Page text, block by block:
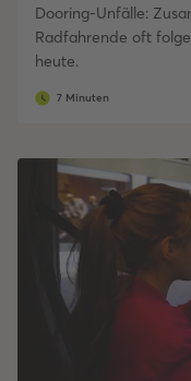
Dooring-Unfälle:
Radfahrende oft
heute.
7 Minuten